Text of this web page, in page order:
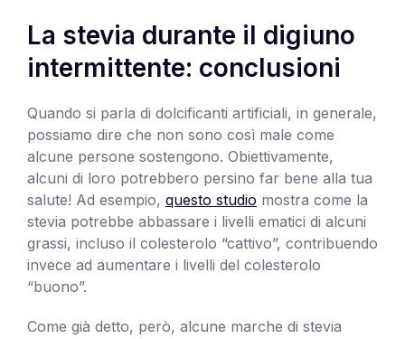
La stevia durante il digiuno
intermittente: conclusioni
Quando si parla di dolcificanti artificiali, in generale,
possiamo dire che non sono così male come
alcune persone sostengono. Obiettivamente,
alcuni di loro potrebbero persino far bene alla tua
salute! Ad esempio, questo studio mostra come la
stevia potrebbe abbassare i livelli ematici di alcuni
grassi, incluso il colesterolo “cattivo”, contribuendo
invece ad aumentare i livelli del colesterolo
“buono”.
Come già detto, però, alcune marche di stevia